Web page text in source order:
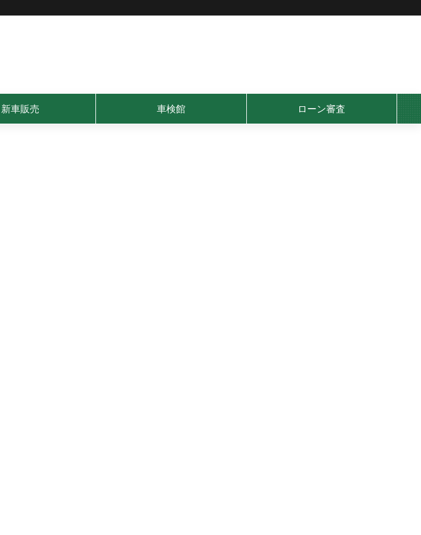
新車販売 車検館 ローン審査